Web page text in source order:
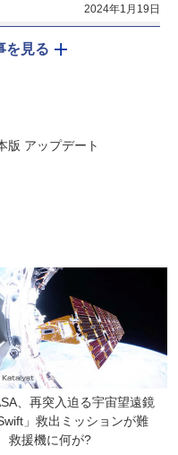
2024年1月19日
を見る
版 アップデート
、再突入迫る宇宙望遠鏡
Swift」救出ミッションが難
救援機に何が?